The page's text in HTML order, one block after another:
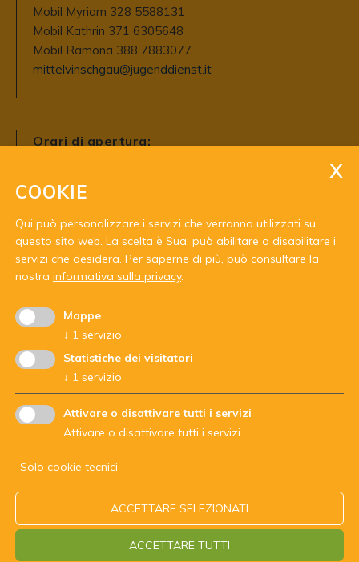
Mobil Myriam 328 5588131
Mobil Kathrin 371 6305648
Mobil Ramona 388 7883077
mittelvinschgau@jugenddienst.it
Orari di apertura:
e su appuntamento (tranne lunedi)
Con il sostegno di:
ARBEITSGEMEINSCHAFT DER JUGENDDIENSTE - codice
fiscale 94062200210
COOKIE
Qui può personalizzare i servizi che verranno utilizzati su
questo sito web. La scelta è Sua: può abilitare o disabilitare i
servizi che desidera. Per saperne di più, può consultare la
nostra informativa sulla privacy.
Mappe
↓ 1 servizio
Statistiche dei visitatori
↓ 1 servizio
Attivare o disattivare tutti i servizi
Attivare o disattivare tutti i servizi
Solo cookie tecnici
ACCETTARE SELEZIONATI
ACCETTARE TUTTI